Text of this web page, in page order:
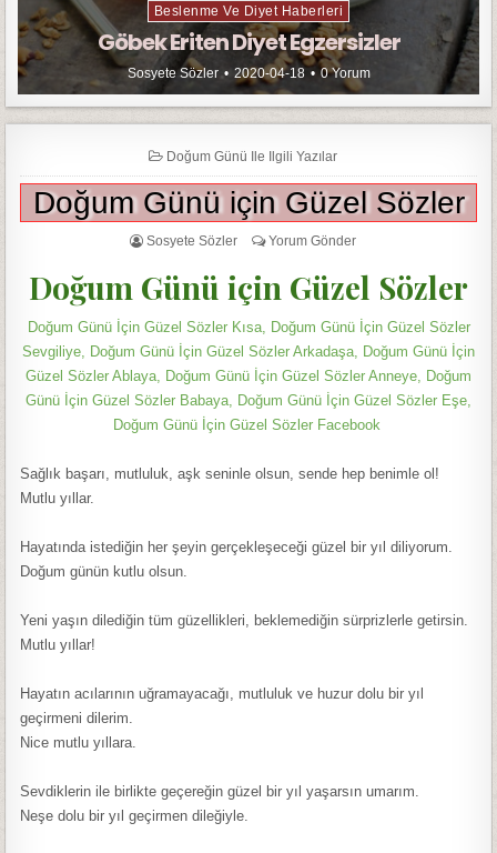
Beslenme Ve Diyet Haberleri
Göbek Eriten Diyet Egzersizler
Sosyete Sözler 2020-04-18 0 Yorum
Doğum Günü Ile Ilgili Yazılar
Doğum Günü için Güzel Sözler
Sosyete Sözler Yorum Gönder
Doğum Günü için Güzel Sözler
Doğum Günü İçin Güzel Sözler Kısa, Doğum Günü İçin Güzel Sözler
Sevgiliye, Doğum Günü İçin Güzel Sözler Arkadaşa, Doğum Günü İçin
Güzel Sözler Ablaya, Doğum Günü İçin Güzel Sözler Anneye, Doğum
Günü İçin Güzel Sözler Babaya, Doğum Günü İçin Güzel Sözler Eşe,
Doğum Günü İçin Güzel Sözler Facebook
Sağlık başarı, mutluluk, aşk seninle olsun, sende hep benimle ol!
Mutlu yıllar.
Hayatında istediğin her şeyin gerçekleşeceği güzel bir yıl diliyorum.
Doğum günün kutlu olsun.
Yeni yaşın dilediğin tüm güzellikleri, beklemediğin sürprizlerle getirsin.
Mutlu yıllar!
Hayatın acılarının uğramayacağı, mutluluk ve huzur dolu bir yıl
geçirmeni dilerim.
Nice mutlu yıllara.
Sevdiklerin ile birlikte geçereğin güzel bir yıl yaşarsın umarım.
Neşe dolu bir yıl geçirmen dileğiyle.